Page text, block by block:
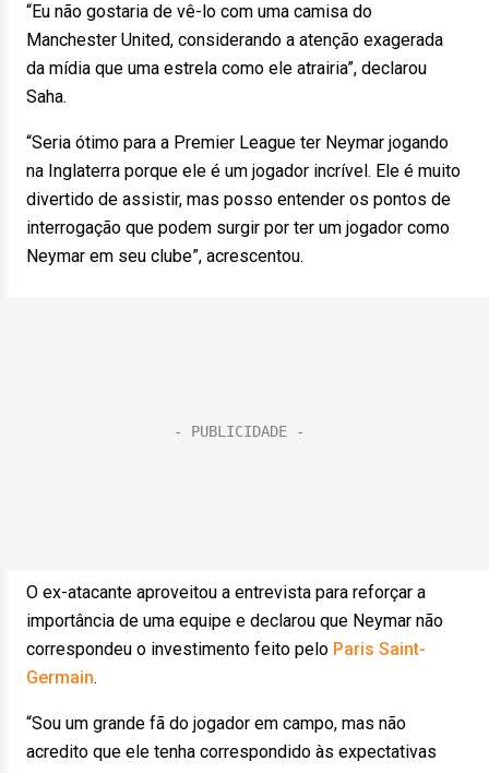
“Eu não gostaria de vê-lo com uma camisa do
Manchester United, considerando a atenção exagerada
da mídia que uma estrela como ele atrairia”, declarou
Saha.
“Seria ótimo para a Premier League ter Neymar jogando
na Inglaterra porque ele é um jogador incrível. Ele é muito
divertido de assistir, mas posso entender os pontos de
interrogação que podem surgir por ter um jogador como
Neymar em seu clube”, acrescentou.
O ex-atacante aproveitou a entrevista para reforçar a
importância de uma equipe e declarou que Neymar não
correspondeu o investimento feito pelo Paris Saint-
Germain.
“Sou um grande fã do jogador em campo, mas não
acredito que ele tenha correspondido às expectativas